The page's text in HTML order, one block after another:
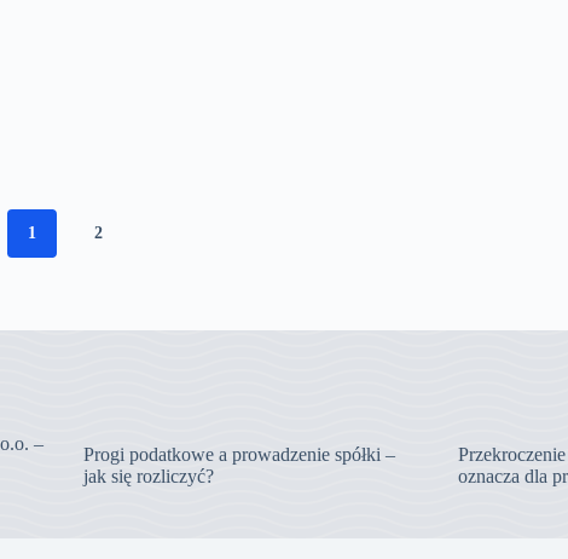
1 2
–
Progi podatkowe a prowadzenie spółki –
jak się rozliczyć?
oznacza dla